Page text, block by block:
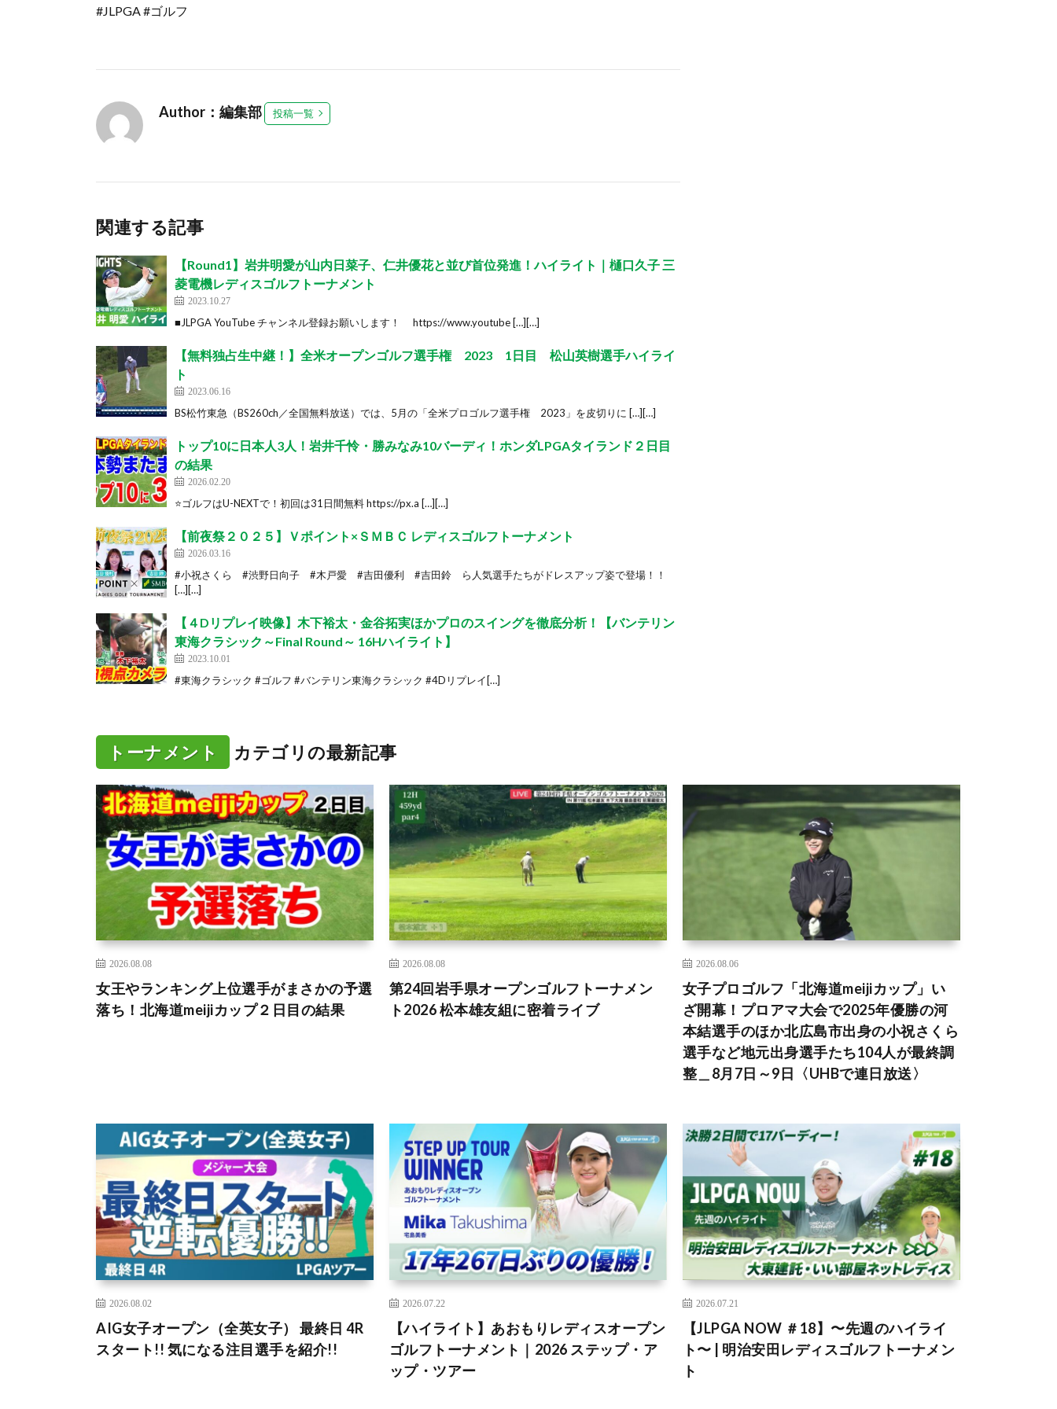
#JLPGA #ゴルフ
Author：編集部 投稿一覧
関連する記事
【Round1】岩井明愛が山内日菜子、仁井優花と並び首位発進！ハイライト｜樋口久子 三
菱電機レディスゴルフトーナメント
2023.10.27
■JLPGA YouTube チャンネル登録お願いします！ https://www.youtube […][…]
【無料独占生中継！】全米オープンゴルフ選手権 2023 1日目 松山英樹選手ハイライ
ト
2023.06.16
BS松竹東急（BS260ch／全国無料放送）では、5月の「全米プロゴルフ選手権 2023」を皮切りに […][…]
トップ10に日本人3人！岩井千怜・勝みなみ10バーディ！ホンダLPGAタイランド２日目
の結果
2026.02.20
⭐️ゴルフはU-NEXTで！初回は31日間無料 https://px.a […][…]
【前夜祭２０２５】Ｖポイント×ＳＭＢＣ レディスゴルフトーナメント
2026.03.16
#小祝さくら #渋野日向子 #木戸愛 #吉田優利 #吉田鈴 ら人気選手たちがドレスアップ姿で登場！！
[…][…]
【４Dリプレイ映像】木下裕太・金谷拓実ほかプロのスイングを徹底分析！【バンテリン
東海クラシック～Final Round～ 16Hハイライト】
2023.10.01
#東海クラシック #ゴルフ #バンテリン東海クラシック #4Dリプレイ[…]
トーナメント カテゴリの最新記事
2026.08.08
女王やランキング上位選手がまさかの予選
落ち！北海道meijiカップ２日目の結果
2026.08.08
第24回岩手県オープンゴルフトーナメン
ト2026 松本雄友組に密着ライブ
2026.08.06
女子プロゴルフ「北海道meijiカップ」い
ざ開幕！プロアマ大会で2025年優勝の河
本結選手のほか北広島市出身の小祝さくら
選手など地元出身選手たち104人が最終調
整＿8月7日～9日〈UHBで連日放送〉
2026.08.02
AIG女子オープン（全英女子） 最終日 4R
スタート!! 気になる注目選手を紹介!!
2026.07.22
【ハイライト】あおもりレディスオープン
ゴルフトーナメント｜2026 ステップ・ア
ップ・ツアー
2026.07.21
【JLPGA NOW ＃18】〜先週のハイライ
ト〜 | 明治安田レディスゴルフトーナメン
ト